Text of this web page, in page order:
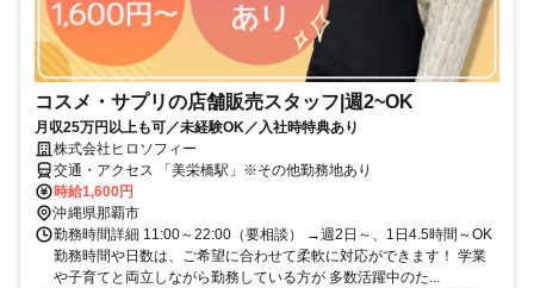
コスメ・サプリの店舗販売スタッフ|週2~OK
月収25万円以上も可／未経験OK／入社時特典あり
株式会社ヒロソフィー
交通・アクセス 「美栄橋駅」※その他勤務地あり
時給1,600円
沖縄県那覇市
勤務時間詳細 11:00～22:00（要相談） →週2日～、1日4.5時間～OK
勤務時間や日数は、ご希望に合わせて柔軟に対応ができます！ 学業
や子育てと両立しながら勤務している方が 多数活躍中のた...